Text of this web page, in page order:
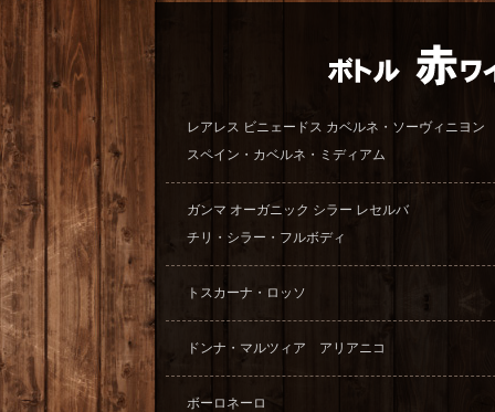
レアレス ビニェードス カベルネ・ソーヴィニヨン
スペイン・カベルネ・ミディアム
ガンマ オーガニック シラー レセルバ
チリ・シラー・フルボディ
トスカーナ・ロッソ
ドンナ・マルツィア アリアニコ
ボーロネーロ